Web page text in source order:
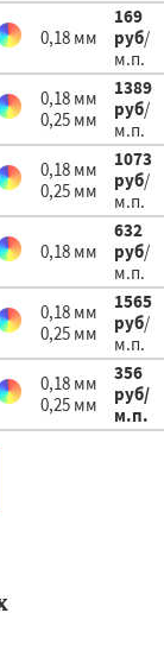
0,18 мм
169
руб/
м.п.
0,18 мм
0,25 мм
1389
руб/
м.п.
0,18 мм
0,25 мм
1073
руб/
м.п.
0,18 мм
632
руб/
м.п.
0,18 мм
0,25 мм
1565
руб/
м.п.
0,18 мм
0,25 мм
356
руб/
м.п.